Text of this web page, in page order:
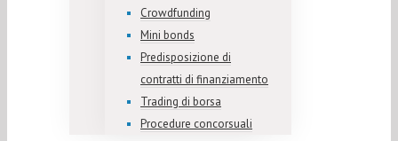
Crowdfunding
Mini bonds
Predisposizione di
contratti di finanziamento
Trading di borsa
Procedure concorsuali